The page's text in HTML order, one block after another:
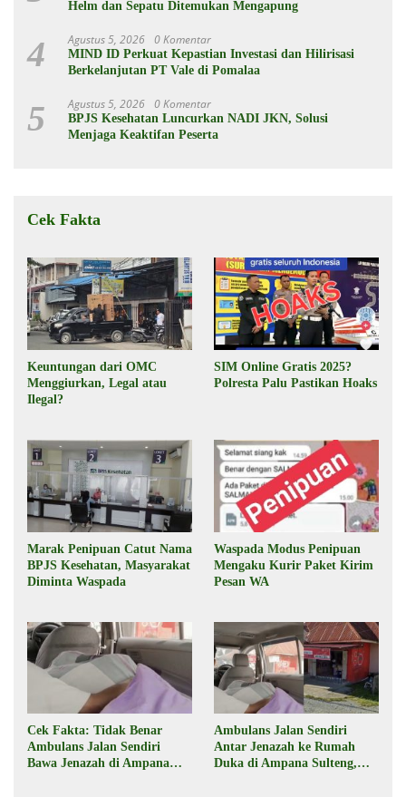
Helm dan Sepatu Ditemukan Mengapung
4 Agustus 5, 2026 0 Komentar
MIND ID Perkuat Kepastian Investasi dan Hilirisasi
Berkelanjutan PT Vale di Pomalaa
5 Agustus 5, 2026 0 Komentar
BPJS Kesehatan Luncurkan NADI JKN, Solusi
Menjaga Keaktifan Peserta
Cek Fakta
Keuntungan dari OMC
Menggiurkan, Legal atau
Ilegal?
SIM Online Gratis 2025?
Polresta Palu Pastikan Hoaks
Marak Penipuan Catut Nama
BPJS Kesehatan, Masyarakat
Diminta Waspada
Waspada Modus Penipuan
Mengaku Kurir Paket Kirim
Pesan WA
Cek Fakta: Tidak Benar
Ambulans Jalan Sendiri
Bawa Jenazah di Ampana
Ambulans Jalan Sendiri
Antar Jenazah ke Rumah
Duka di Ampana Sulteng,